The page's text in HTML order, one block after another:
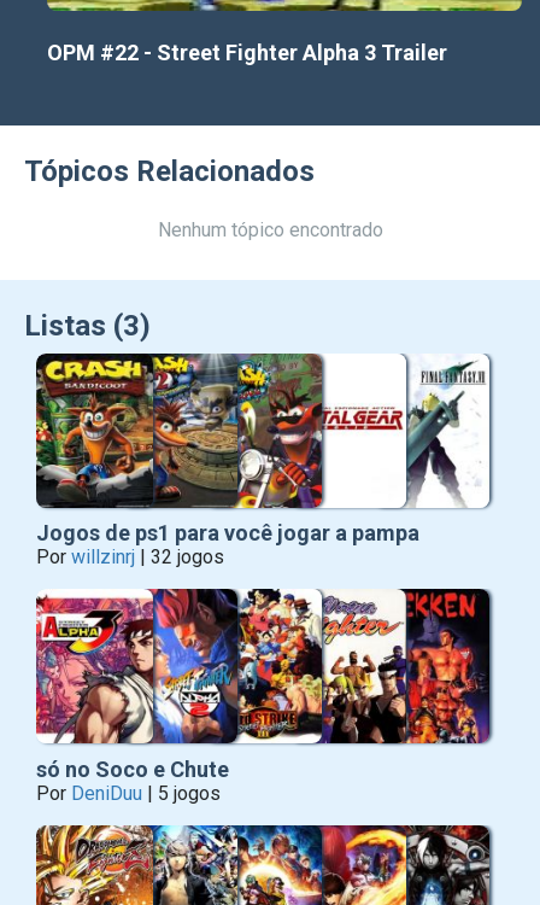
OPM #22 - Street Fighter Alpha 3 Trailer
Tópicos Relacionados
Nenhum tópico encontrado
Listas (3)
Jogos de ps1 para você jogar a pampa
Por willzinrj | 32 jogos
só no Soco e Chute
Por DeniDuu | 5 jogos